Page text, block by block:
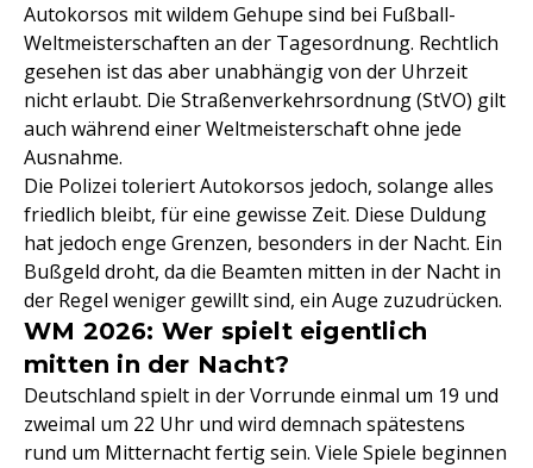
Autokorsos mit wildem Gehupe sind bei Fußball-
Weltmeisterschaften an der Tagesordnung. Rechtlich
gesehen ist das aber unabhängig von der Uhrzeit
nicht erlaubt. Die Straßenverkehrsordnung (StVO) gilt
auch während einer Weltmeisterschaft ohne jede
Ausnahme.
Die Polizei toleriert Autokorsos jedoch, solange alles
friedlich bleibt, für eine gewisse Zeit. Diese Duldung
hat jedoch enge Grenzen, besonders in der Nacht. Ein
Bußgeld droht, da die Beamten mitten in der Nacht in
der Regel weniger gewillt sind, ein Auge zuzudrücken.
WM 2026: Wer spielt eigentlich
mitten in der Nacht?
Deutschland spielt in der Vorrunde einmal um 19 und
zweimal um 22 Uhr und wird demnach spätestens
rund um Mitternacht fertig sein. Viele Spiele beginnen